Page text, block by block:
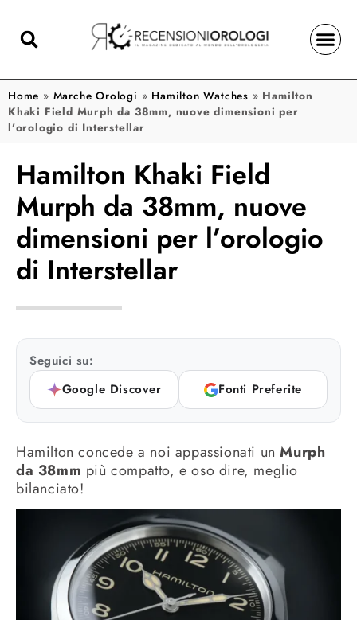
Home » Marche Orologi » Hamilton Watches » Hamilton
Khaki Field Murph da 38mm, nuove dimensioni per
l’orologio di Interstellar
Hamilton Khaki Field
Murph da 38mm, nuove
dimensioni per l’orologio
di Interstellar
Seguici su:
Google Discover
Fonti Preferite
Hamilton concede a noi appassionati un Murph
da 38mm più compatto, e oso dire, meglio
bilanciato!